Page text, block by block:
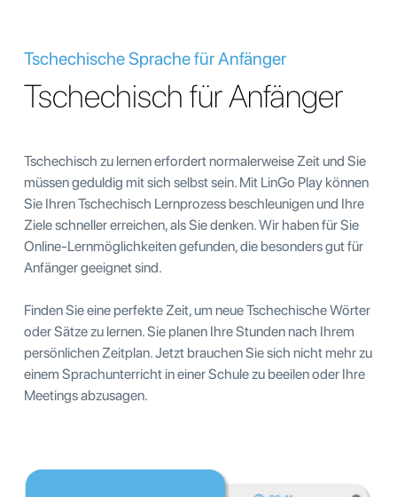
Tschechische Sprache für Anfänger
Tschechisch für Anfänger
Tschechisch zu lernen erfordert normalerweise Zeit und Sie
müssen geduldig mit sich selbst sein. Mit LinGo Play können
Sie Ihren Tschechisch Lernprozess beschleunigen und Ihre
Ziele schneller erreichen, als Sie denken. Wir haben für Sie
Online-Lernmöglichkeiten gefunden, die besonders gut für
Anfänger geeignet sind.
Finden Sie eine perfekte Zeit, um neue Tschechische Wörter
oder Sätze zu lernen. Sie planen Ihre Stunden nach Ihrem
persönlichen Zeitplan. Jetzt brauchen Sie sich nicht mehr zu
einem Sprachunterricht in einer Schule zu beeilen oder Ihre
Meetings abzusagen.